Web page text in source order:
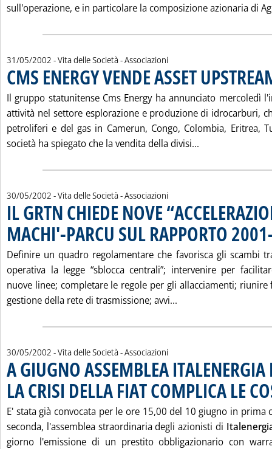
sull'operazione, e in particolare la composizione azionaria di
31/05/2002 - Vita delle Società - Associazioni
CMS ENERGY VENDE ASSET
Il gruppo statunitense Cms Energy ha annunciato mercoledì
attività nel settore esplorazione e produzione di idrocarburi,
petroliferi e del gas in Camerun, Congo, Colombia, Eritrea,
società ha spiegato che la vendita della divisi...
30/05/2002 - Vita delle Società - Associazioni
IL GRTN CHIEDE NOVE
MACHI'-PARCU SUL RAPPORTO
Definire un quadro regolamentare che favorisca gli scambi
operativa la legge “sblocca centrali”; intervenire per
nuove linee; completare le regole per gli allacciamenti;
gestione della rete di trasmissione; avvi...
30/05/2002 - Vita delle Società - Associazioni
A GIUGNO ASSEMBLEA ITALENERGIA
LA CRISI DELLA FIAT COMPLICA LE
E' stata già convocata per le ore 15,00 del 10 giugno in prima
seconda, l'assemblea straordinaria degli azionisti di
giorno l'emissione di un prestito obbligazionario con